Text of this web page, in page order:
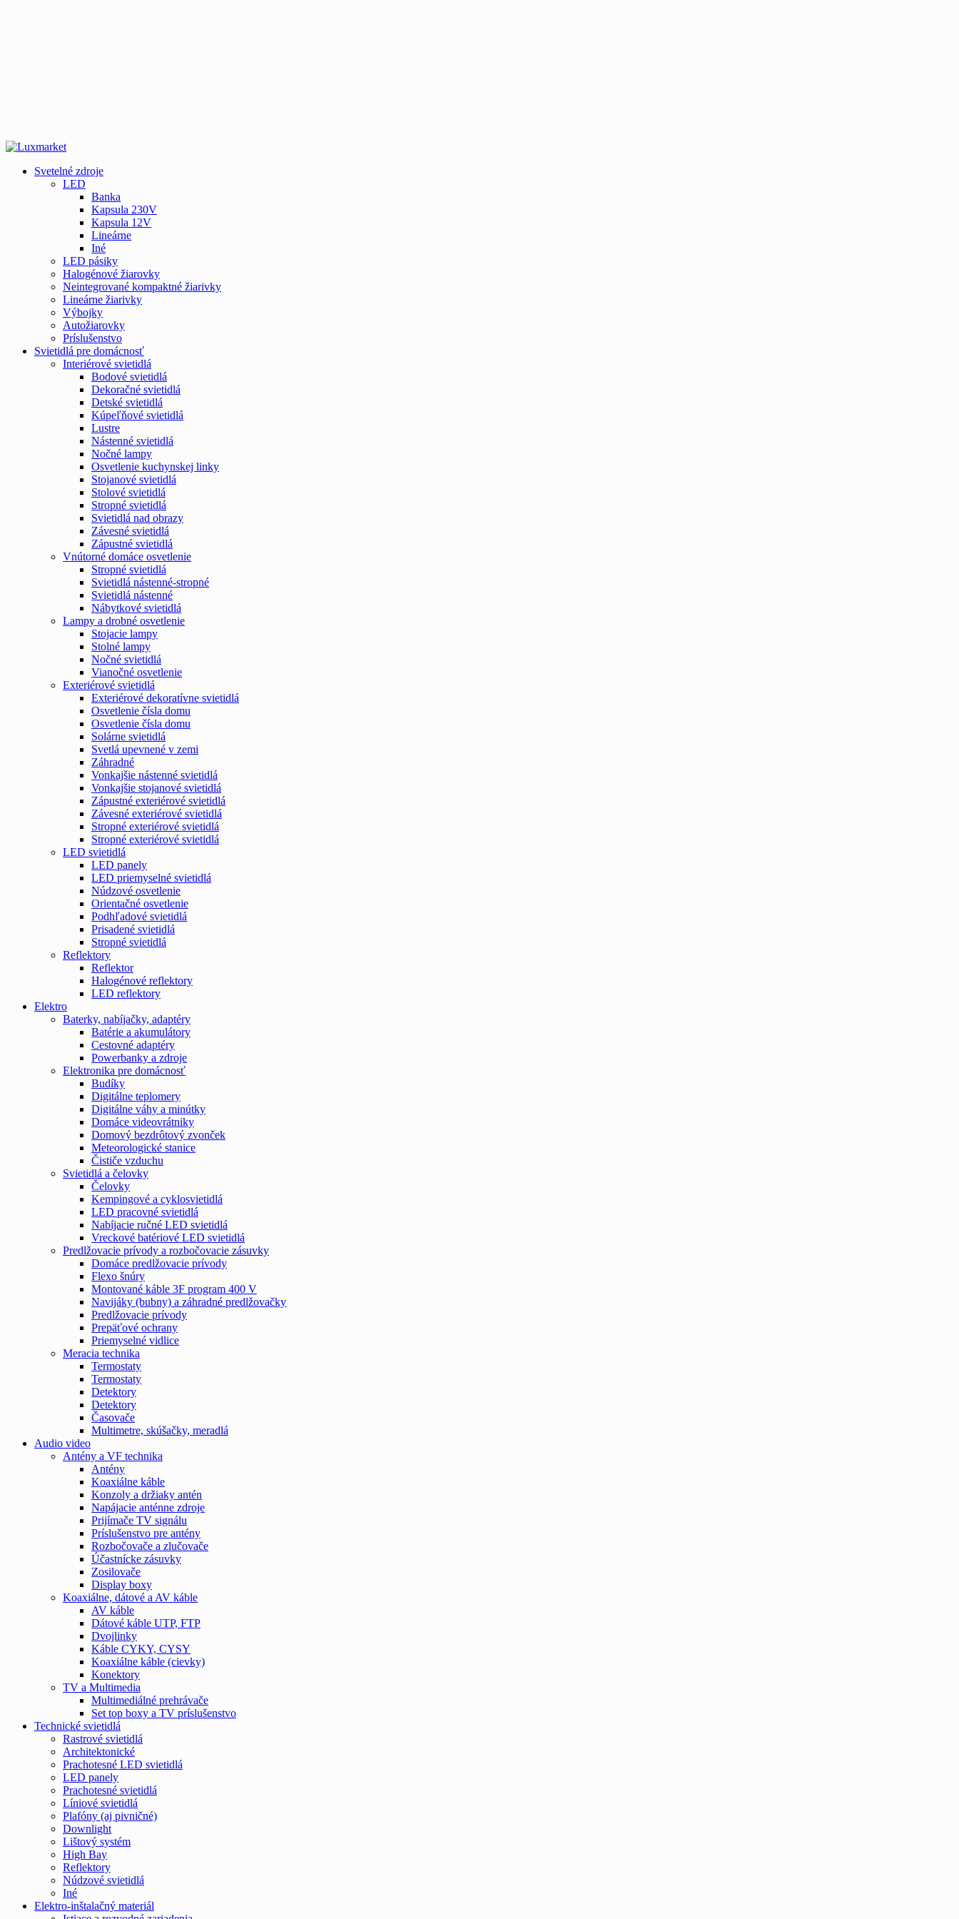
Svetelné zdroje
LED
Banka
Kapsula 230V
Kapsula 12V
Lineárne
Iné
LED pásiky
Halogénové žiarovky
Neintegrované kompaktné žiarivky
Lineárne žiarivky
Výbojky
Autožiarovky
Príslušenstvo
Svietidlá pre domácnosť
Interiérové svietidlá
Bodové svietidlá
Dekoračné svietidlá
Detské svietidlá
Kúpeľňové svietidlá
Lustre
Nástenné svietidlá
Nočné lampy
Osvetlenie kuchynskej linky
Stojanové svietidlá
Stolové svietidlá
Stropné svietidlá
Svietidlá nad obrazy
Závesné svietidlá
Zápustné svietidlá
Vnútorné domáce osvetlenie
Stropné svietidlá
Svietidlá nástenné-stropné
Svietidlá nástenné
Nábytkové svietidlá
Lampy a drobné osvetlenie
Stojacie lampy
Stolné lampy
Nočné svietidlá
Vianočné osvetlenie
Exteriérové svietidlá
Exteriérové dekoratívne svietidlá
Osvetlenie čísla domu
Osvetlenie čísla domu
Solárne svietidlá
Svetlá upevnené v zemi
Záhradné
Vonkajšie nástenné svietidlá
Vonkajšie stojanové svietidlá
Zápustné exteriérové svietidlá
Závesné exteriérové svietidlá
Stropné exteriérové svietidlá
Stropné exteriérové svietidlá
LED svietidlá
LED panely
LED priemyselné svietidlá
Núdzové osvetlenie
Orientačné osvetlenie
Podhľadové svietidlá
Prisadené svietidlá
Stropné svietidlá
Reflektory
Reflektor
Halogénové reflektory
LED reflektory
Elektro
Baterky, nabíjačky, adaptéry
Batérie a akumulátory
Cestovné adaptéry
Powerbanky a zdroje
Elektronika pre domácnosť
Budíky
Digitálne teplomery
Digitálne váhy a minútky
Domáce videovrátniky
Domový bezdrôtový zvonček
Meteorologické stanice
Čističe vzduchu
Svietidlá a čelovky
Čelovky
Kempingové a cyklosvietidlá
LED pracovné svietidlá
Nabíjacie ručné LED svietidlá
Vreckové batériové LED svietidlá
Predlžovacie prívody a rozbočovacie zásuvky
Domáce predlžovacie prívody
Flexo šnúry
Montované káble 3F program 400 V
Navijáky (bubny) a záhradné predlžovačky
Predlžovacie prívody
Prepäťové ochrany
Priemyselné vidlice
Meracia technika
Termostaty
Termostaty
Detektory
Detektory
Časovače
Multimetre, skúšačky, meradlá
Audio video
Antény a VF technika
Antény
Koaxiálne káble
Konzoly a držiaky antén
Napájacie anténne zdroje
Prijímače TV signálu
Príslušenstvo pre antény
Rozbočovače a zlučovače
Účastnícke zásuvky
Zosilovače
Display boxy
Koaxiálne, dátové a AV káble
AV káble
Dátové káble UTP, FTP
Dvojlinky
Káble CYKY, CYSY
Koaxiálne káble (cievky)
Konektory
TV a Multimedia
Multimediálné prehrávače
Set top boxy a TV príslušenstvo
Technické svietidlá
Rastrové svietidlá
Architektonické
Prachotesné LED svietidlá
LED panely
Prachotesné svietidlá
Líniové svietidlá
Plafóny (aj pivničné)
Downlight
Lištový systém
High Bay
Reflektory
Núdzové svietidlá
Iné
Elektro-inštalačný materiál